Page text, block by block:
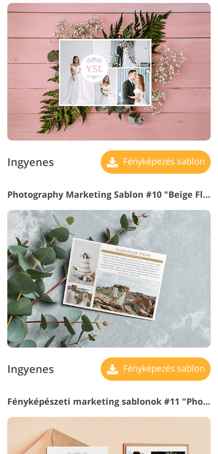
Ingyenes Fényképezés sablon
Photography Marketing Sablon #10 "Beige Flyer"
Ingyenes Fényképezés sablon
Fényképészeti marketing sablonok #11 "Photography Flyer"